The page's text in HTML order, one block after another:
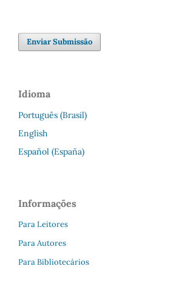
Enviar Submissão
Idioma
Português (Brasil)
English
Español (España)
Informações
Para Leitores
Para Autores
Para Bibliotecários